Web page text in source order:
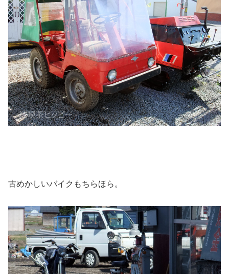
古めかしいバイクもちらほら。